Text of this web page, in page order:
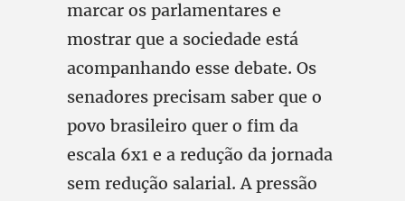
marcar os parlamentares e
mostrar que a sociedade está
acompanhando esse debate. Os
senadores precisam saber que o
povo brasileiro quer o fim da
escala 6x1 e a redução da jornada
sem redução salarial. A pressão